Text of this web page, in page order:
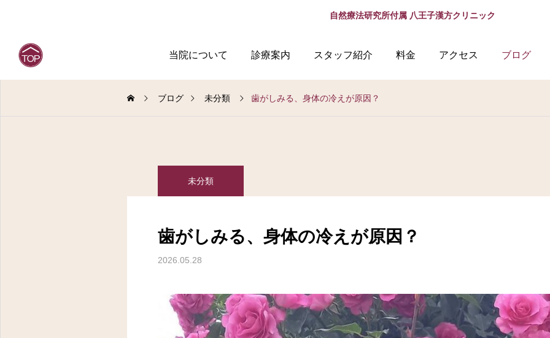
自然療法研究所付属 八王子漢方クリニック
当院について 診療案内 スタッフ紹介 料金 アクセス ブログ
ブログ 未分類 歯がしみる、身体の冷えが原因？
未分類
歯がしみる、身体の冷えが原因？
2026.05.28